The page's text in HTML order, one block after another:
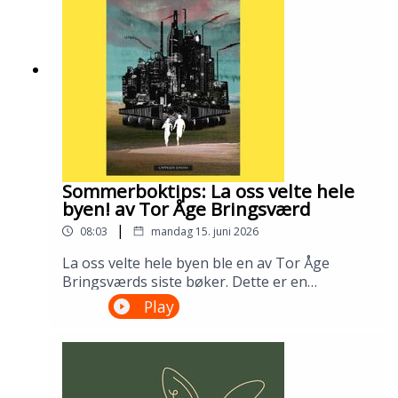
Gustafsson og Ingris Bie
HelgesenProduksjon: Åsmund Ådnøy.Alt om
Sølvberget: https://www.sølvberget.no
Sommerboktips: La oss velte hele
byen! av Tor Åge Bringsværd
08:03 | mandag 15. juni 2026
La oss velte hele byen ble en av Tor Åge
Bringsværds siste bøker. Dette er en
dystopisk ungdomsroman fra en ødelagt og
urettferdig verden. Men den er slett ikke uten
håp. Lån den på biblioteket ditt!---Innspilt på
Ellen Vinje og Åsmund Ådnøy.Produksjon:
Åsmund Ådnøy.Alt om Sølvberget:
Play